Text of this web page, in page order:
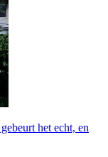
het echt, en